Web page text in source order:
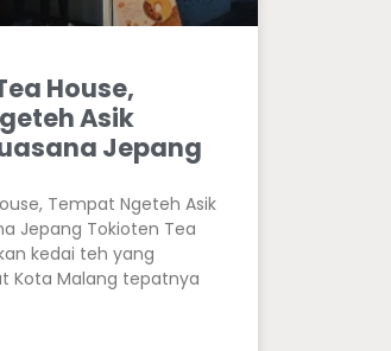
House,
Asik
Jepang
Tempat Ngeteh Asik
Jepang Tokioten Tea
kedai teh yang
Kota Malang tepatnya